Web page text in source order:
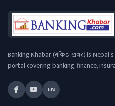
Banking Khabar (बैंकिङ खबर) is
portal covering banking, finance,
EN